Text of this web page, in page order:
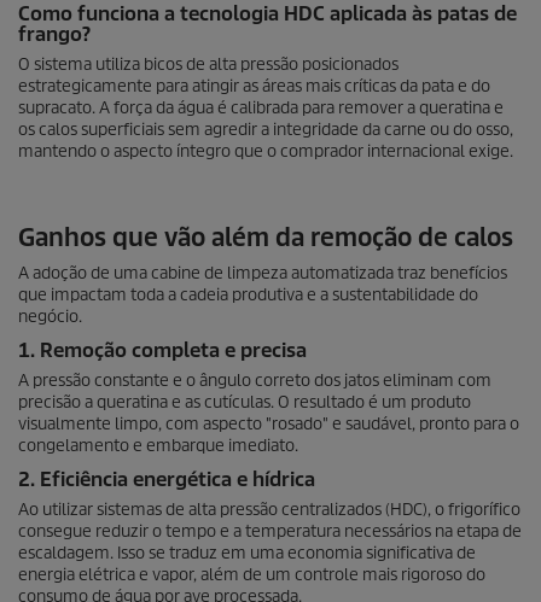
Como funciona a tecnologia HDC aplicada às patas de
frango?
O sistema utiliza bicos de alta pressão posicionados
estrategicamente para atingir as áreas mais críticas da pata e do
supracato. A força da água é calibrada para remover a queratina e
os calos superficiais sem agredir a integridade da carne ou do osso,
mantendo o aspecto íntegro que o comprador internacional exige.
Ganhos que vão além da remoção de calos
A adoção de uma cabine de limpeza automatizada traz benefícios
que impactam toda a cadeia produtiva e a sustentabilidade do
negócio.
1. Remoção completa e precisa
A pressão constante e o ângulo correto dos jatos eliminam com
precisão a queratina e as cutículas. O resultado é um produto
visualmente limpo, com aspecto "rosado" e saudável, pronto para o
congelamento e embarque imediato.
2. Eficiência energética e hídrica
Ao utilizar sistemas de alta pressão centralizados (HDC), o frigorífico
consegue reduzir o tempo e a temperatura necessários na etapa de
escaldagem. Isso se traduz em uma economia significativa de
energia elétrica e vapor, além de um controle mais rigoroso do
consumo de água por ave processada.